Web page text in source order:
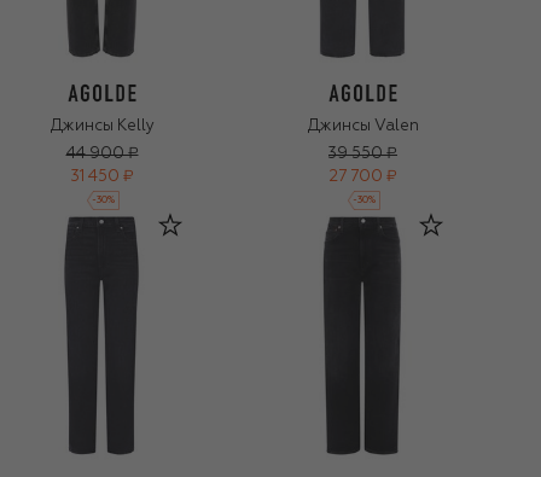
Джинсы Kelly
44 900 ₽
31 450 ₽
-30%
Джинсы Valen
39 550 ₽
27 700 ₽
-30%